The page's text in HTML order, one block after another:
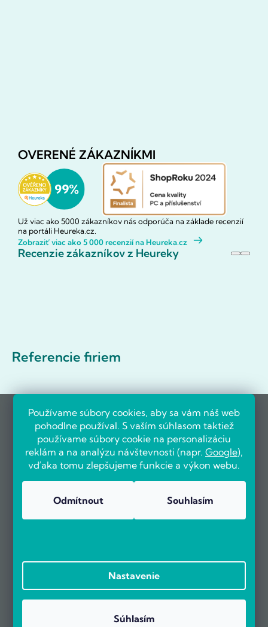
Používame súbory cookies, aby sa vám náš web
pohodlne používal. S vaším súhlasom taktiež
používame súbory cookie na personalizáciu
reklám a na analýzu návštevnosti (napr. Google),
vďaka tomu zlepšujeme funkcie a výkon webu.
Odmítnout Souhlasím
Nastavenie
Súhlasím
OVERENÉ ZÁKAZNÍKMI
Už viac ako 5000 zákazníkov nás odporúča na základe recenzií
na portáli Heureka.cz.
Zobraziť viac ako 5 000 recenzií na Heureka.cz
Recenzie zákazníkov z Heureky
Referencie firiem